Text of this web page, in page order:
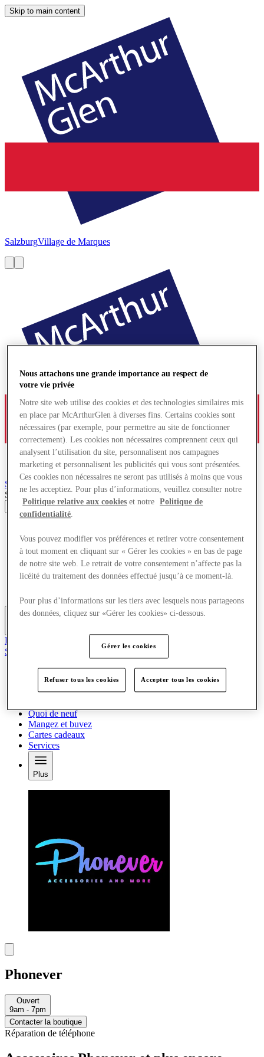
Skip to main content
SalzburgVillage de Marques
Salzburg
Village de Marques
Search input
Offres
Planifiez votre visite
Quoi de neuf
Mangez et buvez
Cartes cadeaux
Le Club
Sauvé
Magasins
Offres
Quoi de neuf
Mangez et buvez
Cartes cadeaux
Services
Plus
Phonever
Ouvert
9am - 7pm
Contacter la boutique
Réparation de téléphone
Nous attachons une grande importance au respect de
votre vie privée
Notre site web utilise des cookies et des technologies similaires mis
en place par McArthurGlen à diverses fins. Certains cookies sont
nécessaires (par exemple, pour permettre au site de fonctionner
correctement). Les cookies non nécessaires comprennent ceux qui
analysent l’utilisation du site, personnalisent nos campagnes
marketing et personnalisent les publicités qui vous sont présentées.
Ces cookies non nécessaires ne seront pas utilisés à moins que vous
ne les acceptiez. Pour plus d’informations, veuillez consulter notre
Politique relative aux cookies et notre
Politique de
confidentialité.
Vous pouvez modifier vos préférences et retirer votre consentement
à tout moment en cliquant sur « Gérer les cookies » en bas de page
de notre site web. Le retrait de votre consentement n’affecte pas la
licéité du traitement des données effectué jusqu’à ce moment-là.
Pour plus d’informations sur les tiers avec lesquels nous partageons
des données, cliquez sur «Gérer les cookies» ci-dessous.
Gérer les cookies
Refuser tous les cookies Accepter tous les cookies